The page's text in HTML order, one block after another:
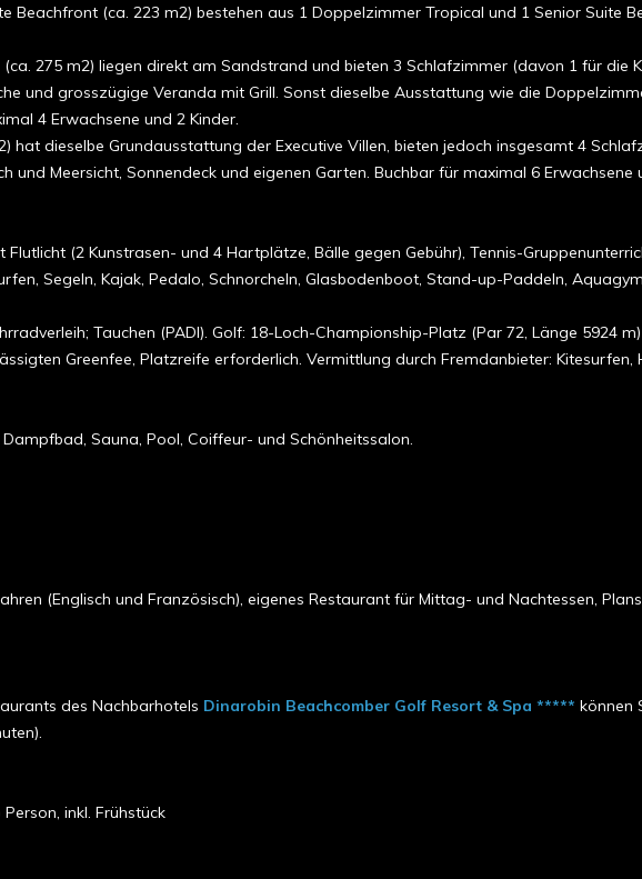
Beachfront (ca. 223 m2) bestehen aus 1 Doppelzimmer Tropical und 1 Senior Suite
275 m2) liegen direkt am Sandstrand und bieten 3 Schlafzimmer (davon 1 für
und grosszügige Veranda mit Grill. Sonst dieselbe Ausstattung wie die
4 Erwachsene und 2 Kinder.
hat dieselbe Grundausstattung der Executive Villen, bieten jedoch insgesamt 4
und Meersicht, Sonnendeck und eigenen Garten. Buchbar für maximal 6 Erwachsene
Flutlicht (2 Kunstrasen- und 4 Hartplätze, Bälle gegen Gebühr), Tennis-
Segeln, Kajak, Pedalo, Schnorcheln, Glasbodenboot, Stand-up-Paddeln,
Tauchen (PADI). Golf: 18-Loch-Championship-Platz (Par 72, Länge 5924
Greenfee, Platzreife erforderlich. Vermittlung durch Fremdanbieter: Kitesurfen,
Sauna, Pool, Coiffeur- und Schönheitssalon.
(Englisch und Französisch), eigenes Restaurant für Mittag- und Nachtessen,
des Nachbarhotels Dinarobin Beachcomber Golf Resort & Spa ***** können
inkl. Frühstück